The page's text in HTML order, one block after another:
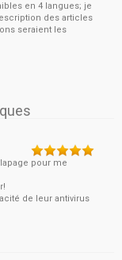
en 4 langues; je
des articles
seraient les
pour me
de leur antivirus